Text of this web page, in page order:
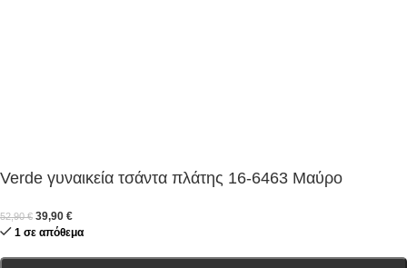
Verde γυναικεία τσάντα πλάτης 16-6463 Μαύρο
52,90€ 39,90 €
1 σε απόθεμα